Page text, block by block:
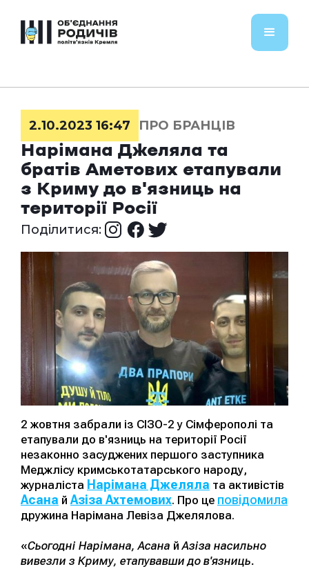
2.10.2023 16:47
ПРО БРАНЦІВ
Нарімана Джеляла та
братів Аметових етапували
з Криму до в'язниць на
території Росії
Поділитися:
2 жовтня забрали із СІЗО-2 у Сімферополі та
етапували до в'язниць на території Росії
незаконно засуджених першого заступника
Меджлісу кримськотатарського народу,
журналіста Нарімана Джеляла та активістів
Асана й Азіза Ахтемових. Про це повідомила
дружина Нарімана Левіза Джелялова.
«Сьогодні Нарімана, Асана й Азіза насильно
вивезли з Криму, етапувавши до в'язниць.